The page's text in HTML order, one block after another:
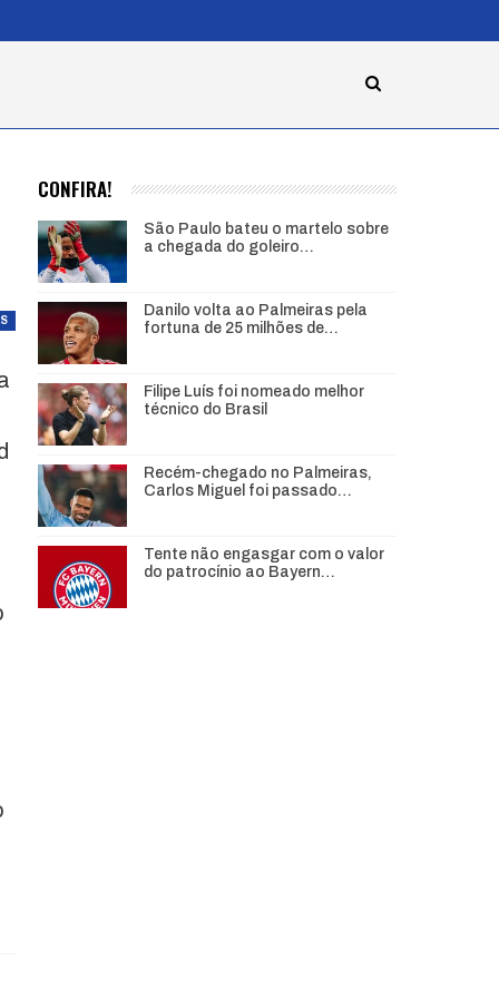
CONFIRA!
São Paulo bateu o martelo sobre
a chegada do goleiro…
Danilo volta ao Palmeiras pela
fortuna de 25 milhões de…
Filipe Luís foi nomeado melhor
técnico do Brasil
Recém-chegado no Palmeiras,
Carlos Miguel foi passado…
Tente não engasgar com o valor
do patrocínio ao Bayern…